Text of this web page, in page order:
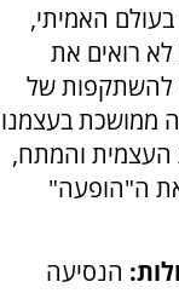
בעולם האמיתי,
רואים את
להשתקפות של
ממושכת בעצמנו
והמתח,
את ה"הופעה"
הנסיעה